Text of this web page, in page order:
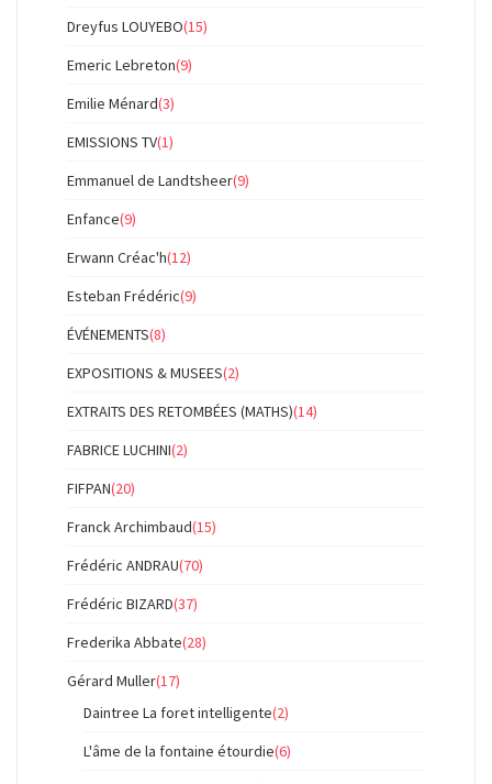
Dreyfus LOUYEBO(15)
Emeric Lebreton(9)
Emilie Ménard(3)
EMISSIONS TV(1)
Emmanuel de Landtsheer(9)
Enfance(9)
Erwann Créac'h(12)
Esteban Frédéric(9)
ÉVÉNEMENTS(8)
EXPOSITIONS & MUSEES(2)
EXTRAITS DES RETOMBÉES (MATHS)(14)
FABRICE LUCHINI(2)
FIFPAN(20)
Franck Archimbaud(15)
Frédéric ANDRAU(70)
Frédéric BIZARD(37)
Frederika Abbate(28)
Gérard Muller(17)
Daintree La foret intelligente(2)
L'âme de la fontaine étourdie(6)